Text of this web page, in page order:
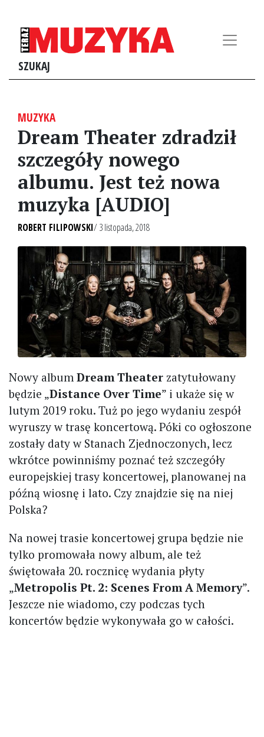
SZUKAJ
MUZYKA
Dream Theater zdradził
szczegóły nowego
albumu. Jest też nowa
muzyka [AUDIO]
ROBERT FILIPOWSKI/ 3 listopada, 2018
Nowy album Dream Theater zatytułowany
będzie „Distance Over Time” i ukaże się w
lutym 2019 roku. Tuż po jego wydaniu zespół
wyruszy w trasę koncertową. Póki co ogłoszone
zostały daty w Stanach Zjednoczonych, lecz
wkrótce powinniśmy poznać też szczegóły
europejskiej trasy koncertowej, planowanej na
późną wiosnę i lato. Czy znajdzie się na niej
Polska?
Na nowej trasie koncertowej grupa będzie nie
tylko promowała nowy album, ale też
świętowała 20. rocznicę wydania płyty
„Metropolis Pt. 2: Scenes From A Memory”.
Jeszcze nie wiadomo, czy podczas tych
koncertów będzie wykonywała go w całości.